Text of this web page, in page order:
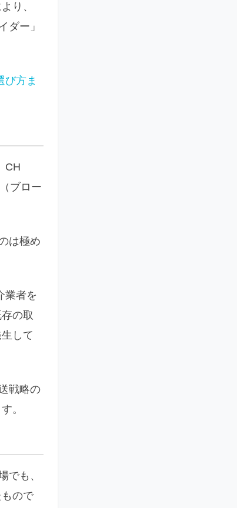
り、
ダー」
び方ま
CH
ブロー
は極め
業者を
の取
して
戦略の
。
でも、
ので